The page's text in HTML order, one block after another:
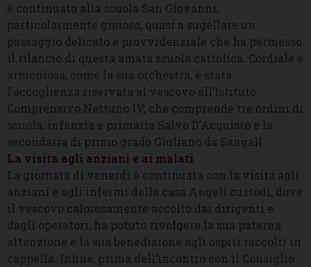
è continuato alla scuola San Giovanni,
particolarmente gioioso, quasi a sugellare un
passaggio delicato e provvidenziale che ha permesso
il rilancio di questa amata scuola cattolica. Cordiale e
armoniosa, come la sua orchestra, è stata
l’accoglienza riservata al vescovo all’Istituto
Comprensivo Nettuno IV, che comprende tre ordini di
scuola: infanzia e primaria Salvo D’Acquisto e la
secondaria di primo grado Giuliano da Sangall
La visita agli anziani e ai malati
La giornata di venerdì è continuata con la visita agli
anziani e agli infermi della casa Angeli custodi, dove
il vescovo calorosamente accolto dai dirigenti e
dagli operatori, ha potuto rivolgere la sua paterna
attenzione e la sua benedizione agli ospiti raccolti in
cappella. Infine, prima dell’incontro con il Consiglio